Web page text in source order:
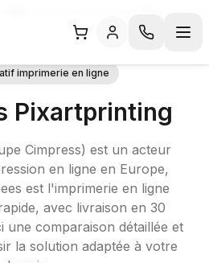
imprimerie en ligne
Pixartprinting
Cimpress) est un acteur
en ligne en Europe,
est l'imprimerie en ligne
avec livraison en 30
une comparaison détaillée et
la solution adaptée à votre